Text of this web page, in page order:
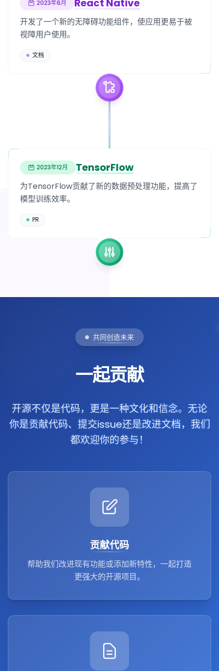
2023年6月 React Native
开发了一个新的无障碍功能组件，使应用更易于被
视障用户使用。
文档
2023年12月 TensorFlow
为TensorFlow贡献了新的数据预处理功能，提高了
模型训练效率。
PR
共同创造未来
一起贡献
开源不仅是代码，更是一种文化和信念。无论
你是贡献代码、提交issue还是改进文档，我们
都欢迎你的参与！
贡献代码
帮助我们改进现有功能或添加新特性，一起打造
更强大的开源项目。